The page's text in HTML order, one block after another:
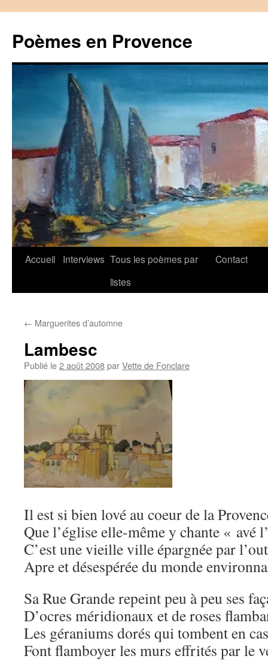
contenu
Poèmes en Provence
Accueil Interviews Tous les poèmes par
listes
Contact
← Marguerites d’automne
Lambesc
Publié le2 août 2008parVette de Fonclare
Il est si bien lové au coeur de la
Que l’église elle-même y chante « avé
C’est une vieille ville épargnée par
Apre et désespérée du monde
Sa Rue Grande repeint peu à peu ses
D’ocres méridionaux et de roses
Les géraniums dorés qui tombent en
Font flamboyer les murs effrités par le